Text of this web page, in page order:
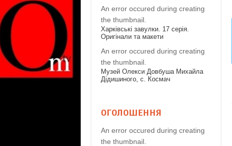
An error occured during creating
the thumbnail.
Харківські завулки. 17 серія.
Оригінали та макети
An error occured during creating
the thumbnail.
Музей Олекси Довбуша Михайла
Дідишиного, с. Космач
ОГОЛОШЕННЯ
An error occured during creating
the thumbnail.